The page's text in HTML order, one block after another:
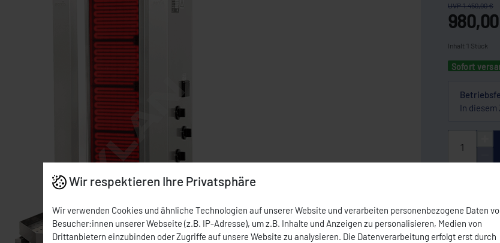
UVP 1.450,00 €
Inhalt 1 Stück
Sofort
In diesem
* Nettopreis | Bruttopreis
DOWNLOAD PDF
Wir respektieren Ihre Privatsphäre
Wir verwenden Cookies und ähnliche Technologien auf unserer Website und verarbeiten personenbezogene Daten
Besucher:innen unserer Webseite (z.B. IP-Adresse), um z.B. Inhalte und Anzeigen zu personalisieren, Medien von
Drittanbietern einzubinden oder Zugriffe auf unsere Website zu analysieren. Die Datenverarbeitung erfolgt erst durch